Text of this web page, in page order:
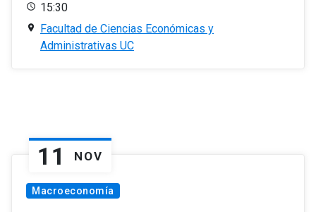
15:30
Facultad de Ciencias Económicas y
Administrativas UC
11 NOV
Macroeconomía